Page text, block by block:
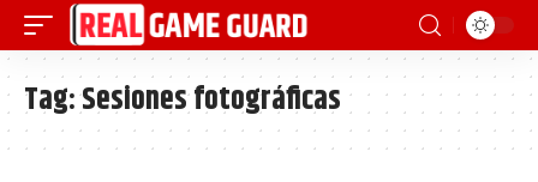
Tag:Sesiones fotográficas